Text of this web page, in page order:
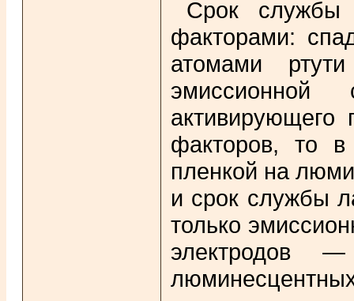
Срок службы
факторами:
атомами
эмиссионной
факторов, то
пленкой на
и срок службы
только
электродов